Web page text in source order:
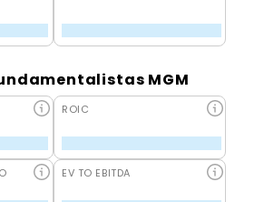
MGM
ROIC
EV TO EBITDA